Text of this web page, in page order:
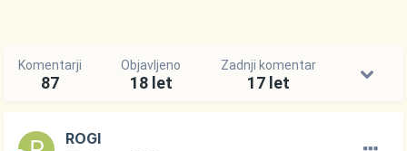
Komentarji
87
Objavljeno
18 let
Zadnji komentar
17 let
ROGI